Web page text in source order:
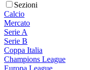
Sezioni
Calcio
Mercato
Serie A
Serie B
Coppa Italia
Champions League
Europa League